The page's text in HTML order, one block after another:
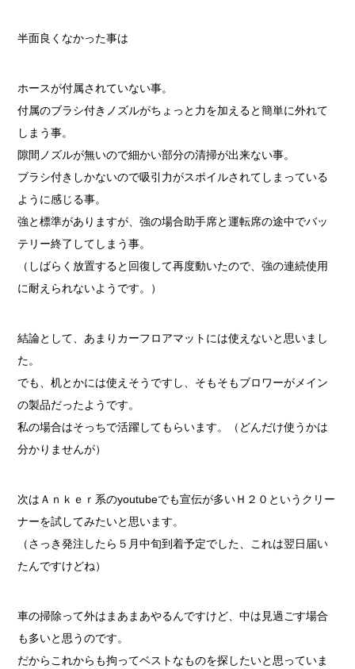
半面良くなかった事は
ホースが付属されていない事。
付属のブラシ付きノズルがちょっと力を加えると簡単に外れて
しまう事。
隙間ノズルが無いので細かい部分の清掃が出来ない事。
ブラシ付きしかないので吸引力がスポイルされてしまっている
ように感じる事。
強と標準がありますが、強の場合助手席と運転席の途中でバッ
テリー終了してしまう事。
（しばらく放置すると回復して再度動いたので、強の連続使用
に耐えられないようです。）
結論として、あまりカーフロアマットには使えないと思いまし
た。
でも、机とかには使えそうですし、そもそもブロワーがメイン
の製品だったようです。
私の場合はそっちで活躍してもらいます。（どんだけ使うかは
分かりませんが）
次はＡｎｋｅｒ系のyoutubeでも宣伝が多いＨ２０というクリー
ナーを試してみたいと思います。
（さっき発注したら５月中旬到着予定でした、これは翌日届い
たんですけどね）
車の掃除って外はまあまあやるんですけど、中は見過ごす場合
も多いと思うのです。
だからこれからも拘ってベストなものを探したいと思っていま